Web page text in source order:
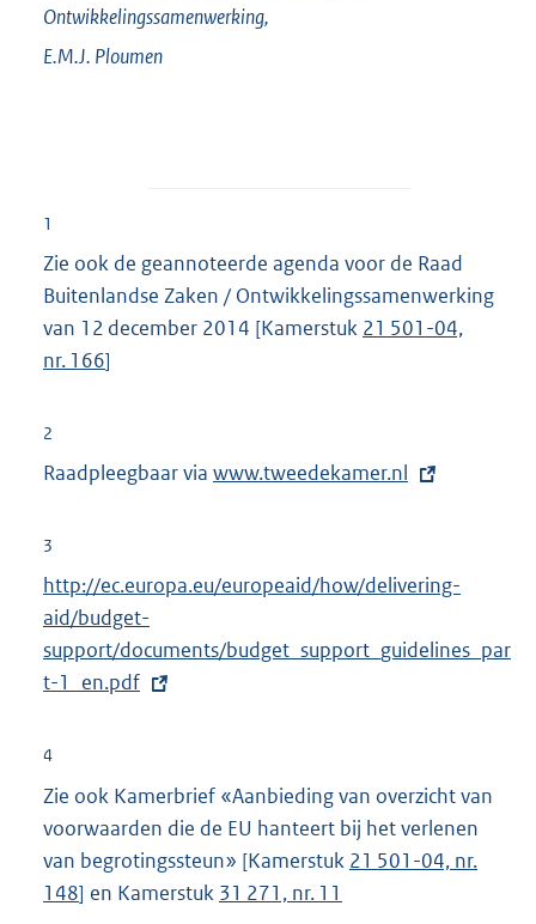
Ontwikkelingssamenwerking,
E.M.J. Ploumen
1
Zie ook de geannoteerde agenda voor de Raad
Buitenlandse Zaken / Ontwikkelingssamenwerking
van 12 december 2014 [Kamerstuk 21 501-04,
nr. 166]
2
Raadpleegbaar via E
r
e
k
:
www.tweedekamer.nl
3
E
x
t
e
n
l
i
n
k
http://ec.europa.eu/europeaid/how/delivering-
aid/budget-
support/documents/budget_support_guidelines_par
t-1_en.pdf
4
Zie ook Kamerbrief «Aanbieding van overzicht van
voorwaarden die de EU hanteert bij het verlenen
van begrotingssteun» [Kamerstuk 21 501-04, nr.
148] en Kamerstuk 31 271, nr. 11